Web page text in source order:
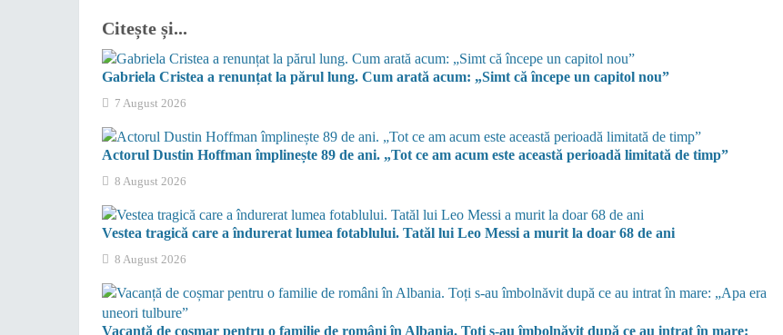
Citește și...
Gabriela Cristea a renunțat la părul lung. Cum arată acum: „Simt că începe un capitol nou”
7 August 2026
Actorul Dustin Hoffman împlinește 89 de ani. „Tot ce am acum este această perioadă limitată de timp”
8 August 2026
Vestea tragică care a îndurerat lumea fotablului. Tatăl lui Leo Messi a murit la doar 68 de ani
8 August 2026
Vacanță de coșmar pentru o familie de români în Albania. Toți s-au îmbolnăvit după ce au intrat în mare: